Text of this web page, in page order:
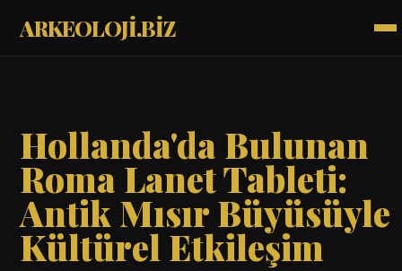
ARKEOLOJİ.BİZ
Hollanda'da Bulunan
Roma Lanet Tableti:
Antik Mısır Büyüsüyle
Kültürel Etkileşim